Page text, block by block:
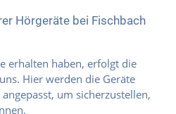
Hörgeräte bei Fischbach
erhalten haben, erfolgt die
Hier werden die Geräte
um sicherzustellen,